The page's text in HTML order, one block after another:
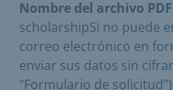
Nombre del archivo PDF
scholarshipSi no puede
correo electrónico en
enviar sus datos sin
"Formulario de